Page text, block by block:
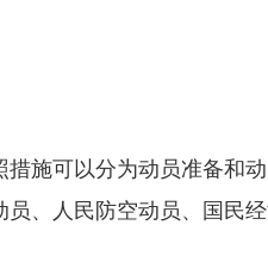
可以分为动员准备和动
、人民防空动员、国民